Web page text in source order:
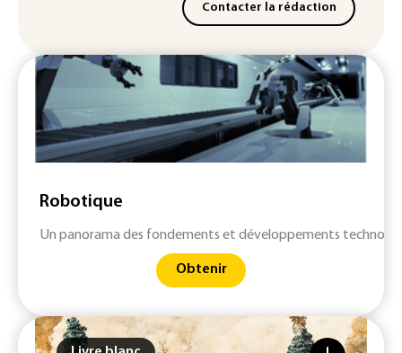
Contacter la rédaction
Robotique
Un panorama des fondements et développements
Obtenir